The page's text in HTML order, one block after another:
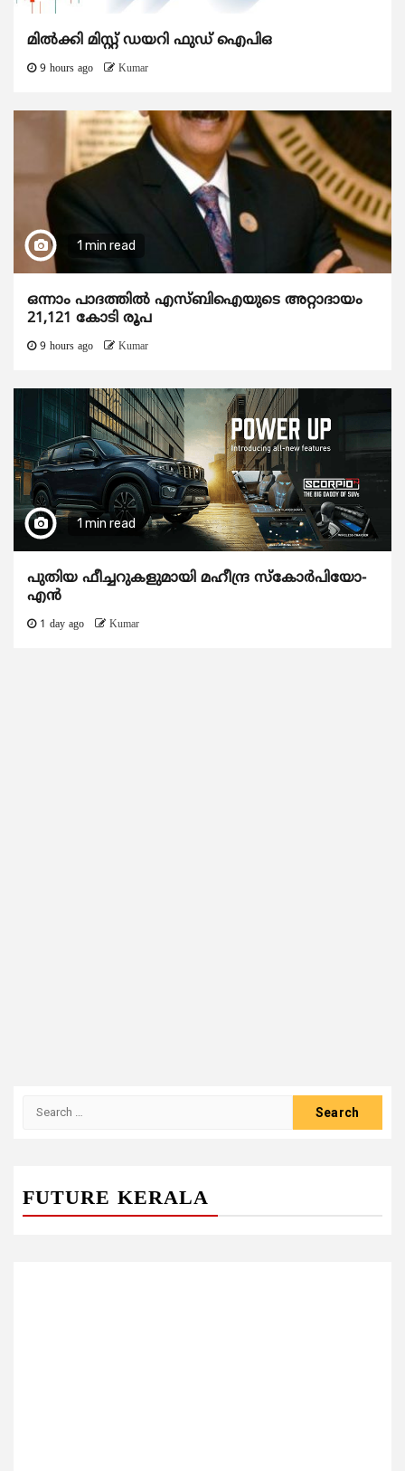
മിൽക്കി മിസ്റ്റ് ഡയറി ഫുഡ് ഐപിഒ
9 hours ago Kumar
1 min read
ഒന്നാം പാദത്തിൽ എസ്ബിഐയുടെ അറ്റാദായം
21,121 കോടി രൂപ
9 hours ago Kumar
1 min read
പുതിയ ഫീച്ചറുകളുമായി മഹീന്ദ്ര സ്കോർപിയോ-
എൻ
1 day ago Kumar
FUTURE KERALA